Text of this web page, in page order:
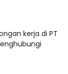
kerja di PT